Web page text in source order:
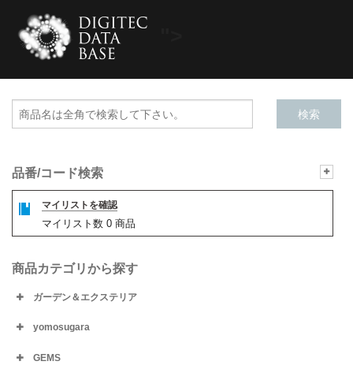
品番/コード検索
マイリストを確認
マイリスト数 0 商品
商品カテゴリから探す
ガーデン＆エクステリア
yomosugara
GEMS